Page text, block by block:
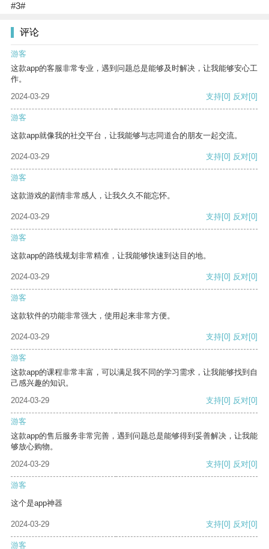
#3#
评论
游客
这款app的客服非常专业，遇到问题总是能够及时解决，让我能够安心工
作。
2024-03-29
支持[0] 反对[0]
游客
这款app就像我的社交平台，让我能够与志同道合的朋友一起交流。
2024-03-29 支持[0] 反对[0]
游客
这款游戏的剧情非常感人，让我久久不能忘怀。
2024-03-29 支持[0] 反对[0]
游客
这款app的路线规划非常精准，让我能够快速到达目的地。
2024-03-29 支持[0] 反对[0]
游客
这款软件的功能非常强大，使用起来非常方便。
2024-03-29 支持[0] 反对[0]
游客
这款app的课程非常丰富，可以满足我不同的学习需求，让我能够找到自
己感兴趣的知识。
2024-03-29
支持[0] 反对[0]
游客
这款app的售后服务非常完善，遇到问题总是能够得到妥善解决，让我能
够放心购物。
2024-03-29
支持[0] 反对[0]
游客
这个是app神器
2024-03-29 支持[0] 反对[0]
游客